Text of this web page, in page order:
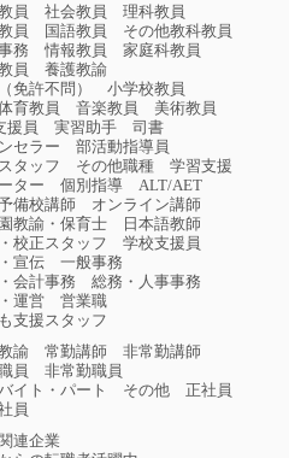
員
社会教員
理科教員
員
国語教員
その他教科教員
務
情報教員
家庭科教員
員
養護教諭
免許不問）
小学校教員
育教員
音楽教員
美術教員
援員
実習助手
司書
セラー
部活動指導員
タッフ
その他職種
学習支援
ター
個別指導
ALT/AET
備校講師
オンライン講師
教諭・保育士
日本語教師
校正スタッフ
学校支援員
宣伝
一般事務
会計事務
総務・人事事務
運営
営業職
支援スタッフ
諭
常勤講師
非常勤講師
員
非常勤職員
イト・パート
その他
正社員
員
連企業